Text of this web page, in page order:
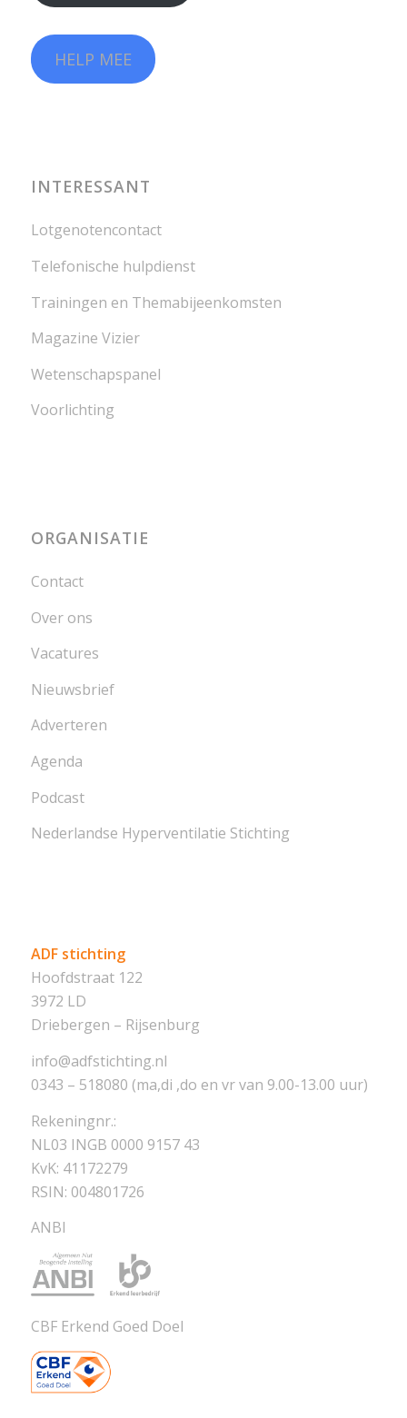
HELP MEE
INTERESSANT
Lotgenotencontact
Telefonische hulpdienst
Trainingen en Themabijeenkomsten
Magazine Vizier
Wetenschapspanel
Voorlichting
ORGANISATIE
Contact
Over ons
Vacatures
Nieuwsbrief
Adverteren
Agenda
Podcast
Nederlandse Hyperventilatie Stichting
ADF stichting
Hoofdstraat 122
3972 LD
Driebergen – Rijsenburg
info@adfstichting.nl
0343 – 518080 (ma,di ,do en vr van 9.00-13.00 uur)
Rekeningnr.:
NL03 INGB 0000 9157 43
KvK: 41172279
RSIN: 004801726
ANBI
CBF Erkend Goed Doel